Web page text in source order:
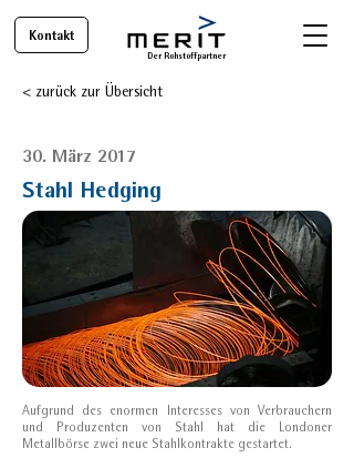
Kontakt
Der Rohstoffpartner
< zurück zur Übersicht
30. März 2017
Stahl Hedging
Aufgrund des enormen Interesses von Verbrauchern
und Produzenten von Stahl hat die Londoner
Metallbörse zwei neue Stahlkontrakte gestartet.